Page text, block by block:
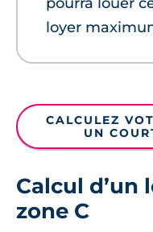
loyer
CALCULEZ
UN
Calcul d’un
zone C